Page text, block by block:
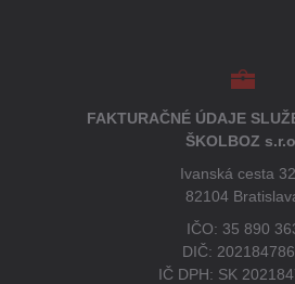
FAKTURAČNÉ ÚDAJE
ŠKOLBOZ
Ivanská cesta
82104
IČO: 35 890
DIČ:
IČ DPH: SK